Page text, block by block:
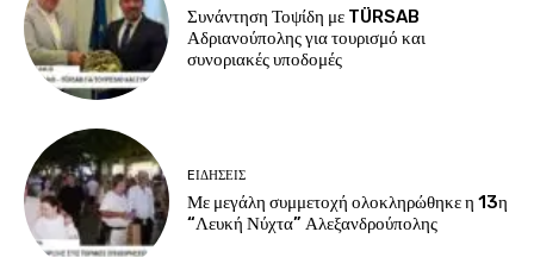
Συνάντηση Τοψίδη με TÜRSAB
Αδριανούπολης για τουρισμό και
συνοριακές υποδομές
EΙΔΗΣΕΙΣ
Με μεγάλη συμμετοχή ολοκληρώθηκε η 13η
“Λευκή Νύχτα” Αλεξανδρούπολης